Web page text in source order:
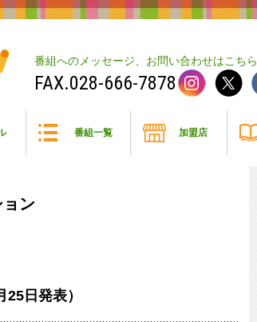
番組一覧 加盟店
番組へのメッセージ、お問い合わせはこちら
028-666-7878
ン
日発表）